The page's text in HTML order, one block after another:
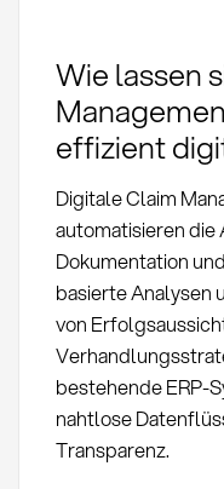
Wie lassen
effizient
Digitale Claim
automatisieren
Dokumentation
basierte Analysen
von
bestehende ERP-
nahtlose
Transparenz.